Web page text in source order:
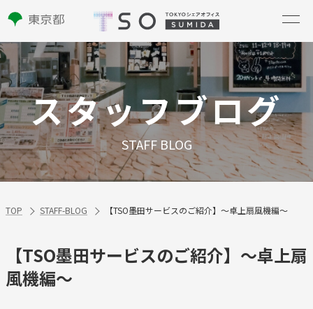
スタッフブログ
STAFF BLOG
TOP STAFF-BLOG 【TSO墨田サービスのご紹介】～卓上扇風機編～
【TSO墨田サービスのご紹介】～卓上扇
風機編～